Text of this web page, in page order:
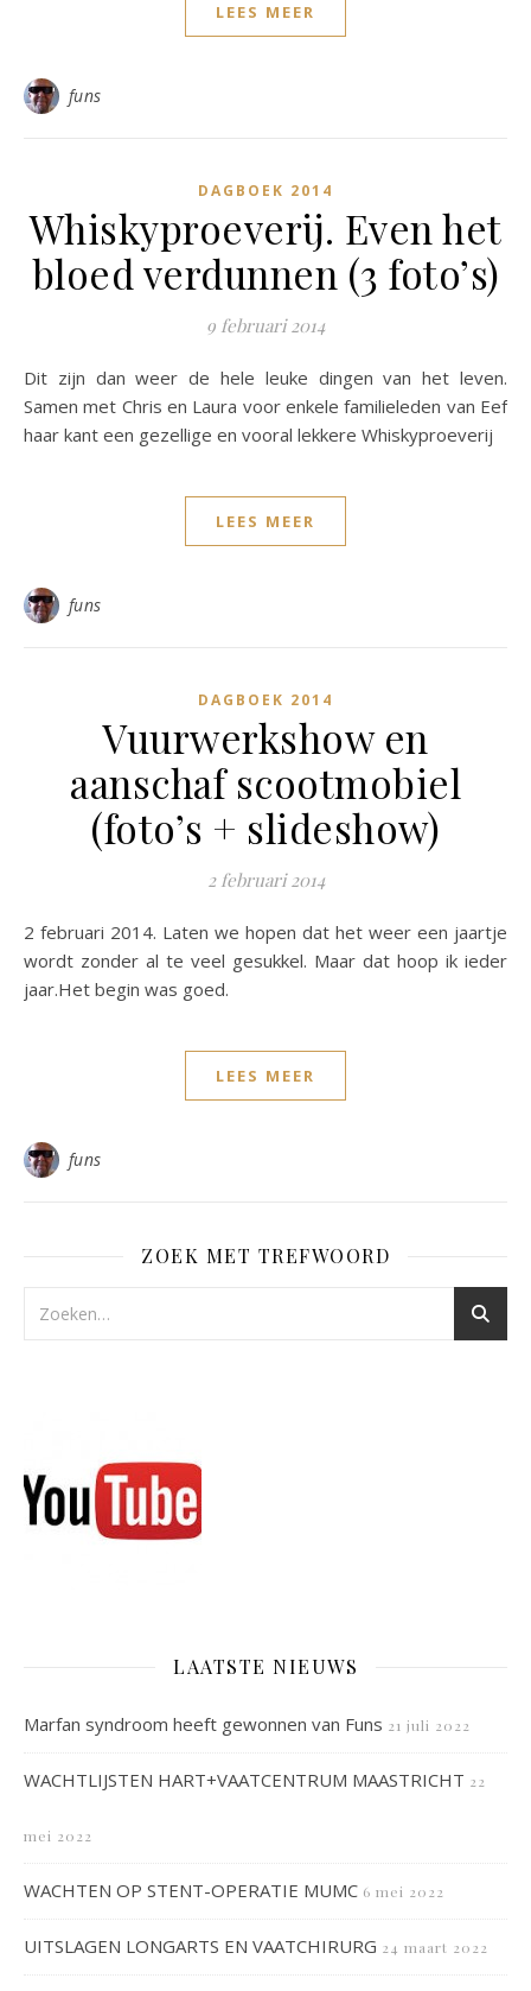
LEES MEER
funs
DAGBOEK 2014
Whiskyproeverij. Even het
bloed verdunnen (3 foto’s)
9 februari 2014
Dit zijn dan weer de hele leuke dingen van het leven.
Samen met Chris en Laura voor enkele familieleden van Eef
haar kant een gezellige en vooral lekkere Whiskyproeverij
LEES MEER
funs
DAGBOEK 2014
Vuurwerkshow en
aanschaf scootmobiel
(foto’s + slideshow)
2 februari 2014
2 februari 2014. Laten we hopen dat het weer een jaartje
wordt zonder al te veel gesukkel. Maar dat hoop ik ieder
jaar.Het begin was goed.
LEES MEER
funs
ZOEK MET TREFWOORD
LAATSTE NIEUWS
Marfan syndroom heeft gewonnen van Funs 21 juli 2022
WACHTLIJSTEN HART+VAATCENTRUM MAASTRICHT 22
mei 2022
WACHTEN OP STENT-OPERATIE MUMC 6 mei 2022
UITSLAGEN LONGARTS EN VAATCHIRURG 24 maart 2022